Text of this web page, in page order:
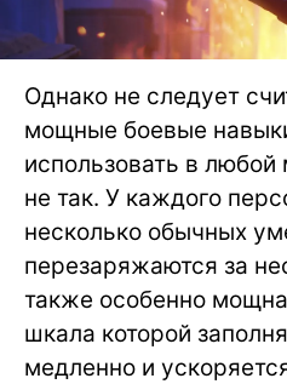
Однако не следует
мощные боевые
использовать в любой
не так. У каждого
несколько обычных
перезаряжаются за
также особенно
шкала которой
медленно и